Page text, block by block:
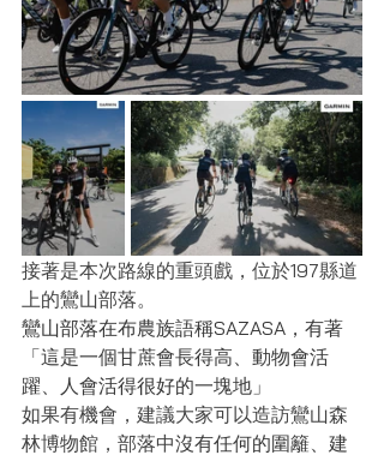
接著是本次路線的重頭戲，位於197縣道
上的鸞山部落。
鸞山部落在布農族語稱SAZASA，有著
「這是一個甘蔗會長得高、動物會活
躍、人會活得很好的一塊地」
如果有機會，建議大家可以造訪鸞山森
林博物館，部落中沒有任何的圍籬、建